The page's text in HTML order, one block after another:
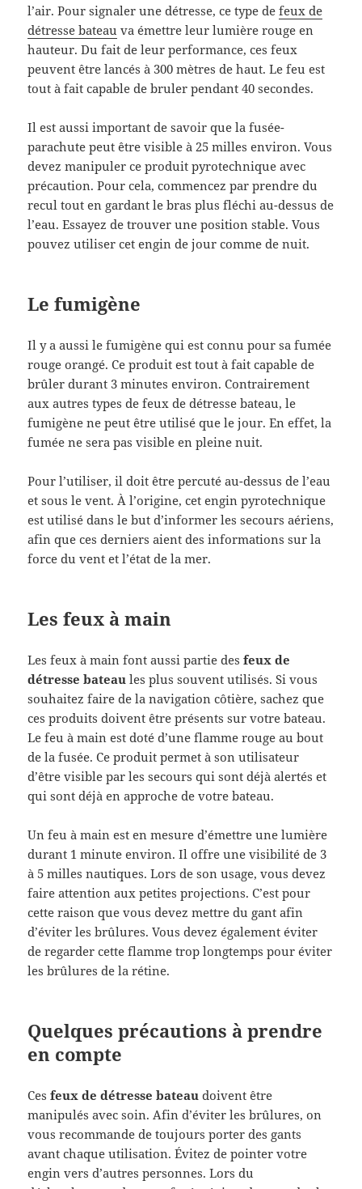
l’air. Pour signaler une détresse, ce type defeux de
détresse bateau va émettre leur lumière rouge en
hauteur. Du fait de leur performance, ces feux
peuvent être lancés à 300 mètres de haut. Le feu est
tout à fait capable de bruler pendant 40 secondes.
Il est aussi important de savoir que la fusée-
parachute peut être visible à 25 milles environ. Vous
devez manipuler ce produit pyrotechnique avec
précaution. Pour cela, commencez par prendre du
recul tout en gardant le bras plus fléchi au-dessus de
l’eau. Essayez de trouver une position stable. Vous
pouvez utiliser cet engin de jour comme de nuit.
Le fumigène
Il y a aussi le fumigène qui est connu pour sa fumée
rouge orangé. Ce produit est tout à fait capable de
brûler durant 3 minutes environ. Contrairement
aux autres types de feux de détresse bateau, le
fumigène ne peut être utilisé que le jour. En effet, la
fumée ne sera pas visible en pleine nuit.
Pour l’utiliser, il doit être percuté au-dessus de l’eau
et sous le vent. À l’origine, cet engin pyrotechnique
est utilisé dans le but d’informer les secours aériens,
afin que ces derniers aient des informations sur la
force du vent et l’état de la mer.
Les feux à main
Les feux à main font aussi partie desfeux de
détresse bateau les plus souvent utilisés. Si vous
souhaitez faire de la navigation côtière, sachez que
ces produits doivent être présents sur votre bateau.
Le feu à main est doté d’une flamme rouge au bout
de la fusée. Ce produit permet à son utilisateur
d’être visible par les secours qui sont déjà alertés et
qui sont déjà en approche de votre bateau.
Un feu à main est en mesure d’émettre une lumière
durant 1 minute environ. Il offre une visibilité de 3
à 5 milles nautiques. Lors de son usage, vous devez
faire attention aux petites projections. C’est pour
cette raison que vous devez mettre du gant afin
d’éviter les brûlures. Vous devez également éviter
de regarder cette flamme trop longtemps pour éviter
les brûlures de la rétine.
Quelques précautions à prendre
en compte
Cesfeux de détresse bateau doivent être
manipulés avec soin. Afin d’éviter les brûlures, on
vous recommande de toujours porter des gants
avant chaque utilisation. Évitez de pointer votre
engin vers d’autres personnes. Lors du